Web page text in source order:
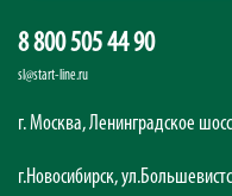
8 800 505 44 90
sl@start-line.ru
г. Москва, Ленинградское
г.Новосибирск,